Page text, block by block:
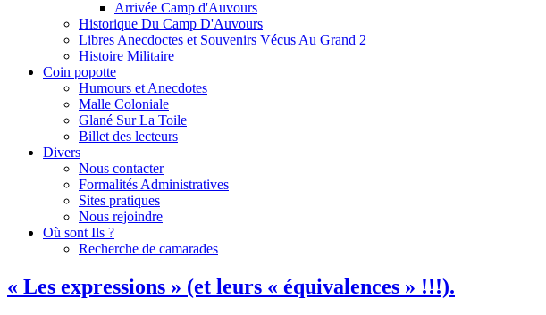
Arrivée Camp d'Auvours
Historique Du Camp D'Auvours
Libres Anecdoctes et Souvenirs Vécus Au Grand 2
Histoire Militaire
Coin popotte
Humours et Anecdotes
Malle Coloniale
Glané Sur La Toile
Billet des lecteurs
Divers
Nous contacter
Formalités Administratives
Sites pratiques
Nous rejoindre
Où sont Ils ?
Recherche de camarades
« Les expressions » (et leurs « équivalences » !!!).